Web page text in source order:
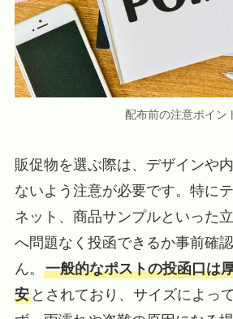
配布前の注意ポイン
販促物を選ぶ際は、デザインや
ないよう注意が必要です。特に
ネット、商品サンプルといった
へ問題なく投函できるか事前確
ん。 一般的なポストの投函口は
安とされており、サイズによっ